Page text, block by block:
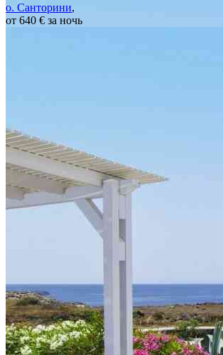
о. Санторини,
от 640 € за ночь